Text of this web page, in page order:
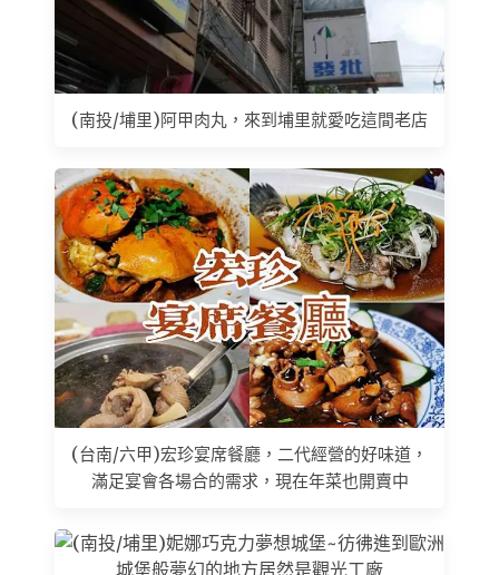
(南投/埔里)阿甲肉丸，來到埔里就愛吃這間老店
(台南/六甲)宏珍宴席餐廳，二代經營的好味道，
滿足宴會各場合的需求，現在年菜也開賣中